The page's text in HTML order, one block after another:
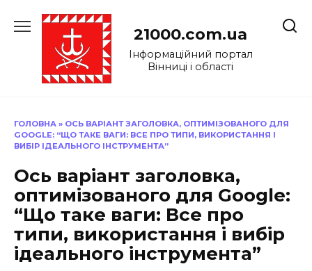
до
21000.com.ua
Інформаційний портал
Вінниці і області
ГОЛОВНА » ОСЬ ВАРІАНТ ЗАГОЛОВКА, ОПТИМІЗОВАНОГО ДЛЯ
GOOGLE: “ЩО ТАКЕ ВАГИ: ВСЕ ПРО ТИПИ, ВИКОРИСТАННЯ І
ВИБІР ІДЕАЛЬНОГО ІНСТРУМЕНТА”
Ось варіант заголовка,
оптимізованого для Google:
“Що таке ваги: Все про
типи, використання і вибір
ідеального інструмента”